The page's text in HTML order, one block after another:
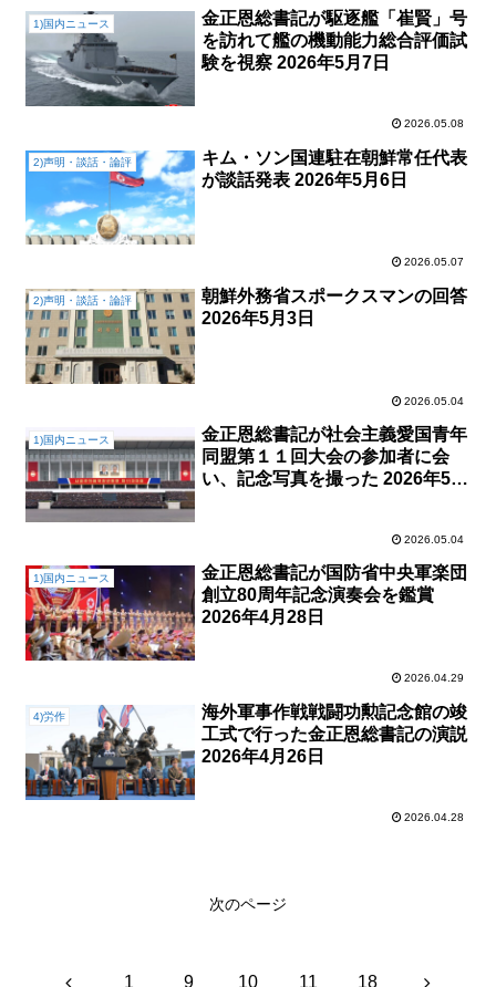
1)国内ニュース
金正恩総書記が駆逐艦「崔賢」号
を訪れて艦の機動能力総合評価試
験を視察 2026年5月7日
2026.05.08
2)声明・談話・論評
キム・ソン国連駐在朝鮮常任代表
が談話発表 2026年5月6日
2026.05.07
2)声明・談話・論評
朝鮮外務省スポークスマンの回答
2026年5月3日
2026.05.04
1)国内ニュース
金正恩総書記が社会主義愛国青年
同盟第１１回大会の参加者に会
い、記念写真を撮った 2026年5月
2026.05.04
1)国内ニュース
金正恩総書記が国防省中央軍楽団
創立80周年記念演奏会を鑑賞
2026年4月28日
2026.04.29
4)労作
海外軍事作戦戦闘功勲記念館の竣
工式で行った金正恩総書記の演説
2026年4月26日
2026.04.28
次のページ
前 1 9 10 11 18 次